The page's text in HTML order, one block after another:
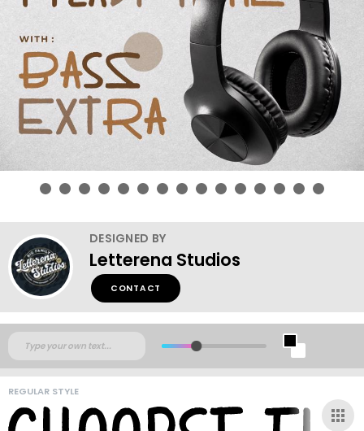
DESIGNED BY
Letterena Studios
CONTACT
REGULAR STYLE